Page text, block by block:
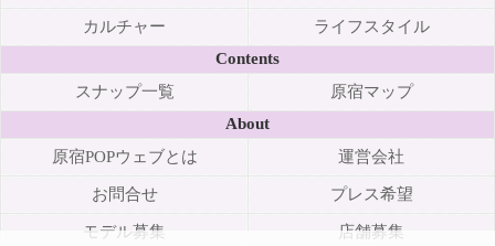
カルチャー
ライフスタイル
Contents
スナップ一覧
原宿マップ
About
原宿POPウェブとは
運営会社
お問合せ プレス希望
モデル募集 店舗募集